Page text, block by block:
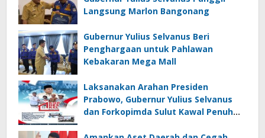
Langsung Marlon Bangonang
Gubernur Yulius Selvanus Beri
Penghargaan untuk Pahlawan
Kebakaran Mega Mall
Laksanakan Arahan Presiden
Prabowo, Gubernur Yulius Selvanus
dan Forkopimda Sulut Kawal Penuh